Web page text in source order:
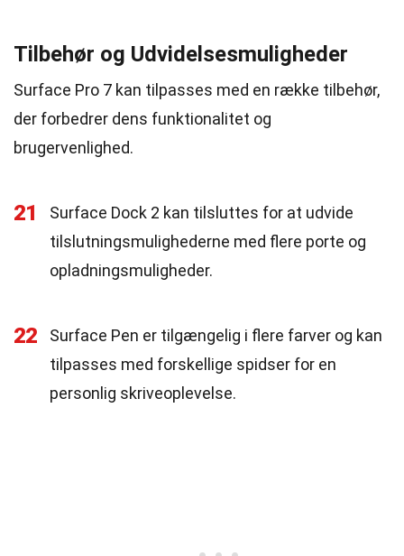
Tilbehør og Udvidelsesmuligheder
Surface Pro 7 kan tilpasses med en række tilbehør,
der forbedrer dens funktionalitet og
brugervenlighed.
21
Surface Dock 2 kan tilsluttes for at udvide
tilslutningsmulighederne med flere porte og
opladningsmuligheder.
22
Surface Pen er tilgængelig i flere farver og kan
tilpasses med forskellige spidser for en
personlig skriveoplevelse.